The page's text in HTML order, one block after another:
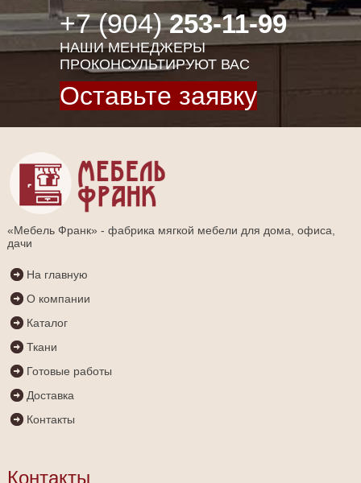
+7 (904)253-11-99
НАШИ МЕНЕДЖЕРЫ
ПРОКОНСУЛЬТИРУЮТ ВАС
Оставьте заявку
«Мебель Франк» - фабрика мягкой мебели для дома, офиса,
дачи
На главную
О компании
Каталог
Ткани
Готовые работы
Доставка
Контакты
Контакты